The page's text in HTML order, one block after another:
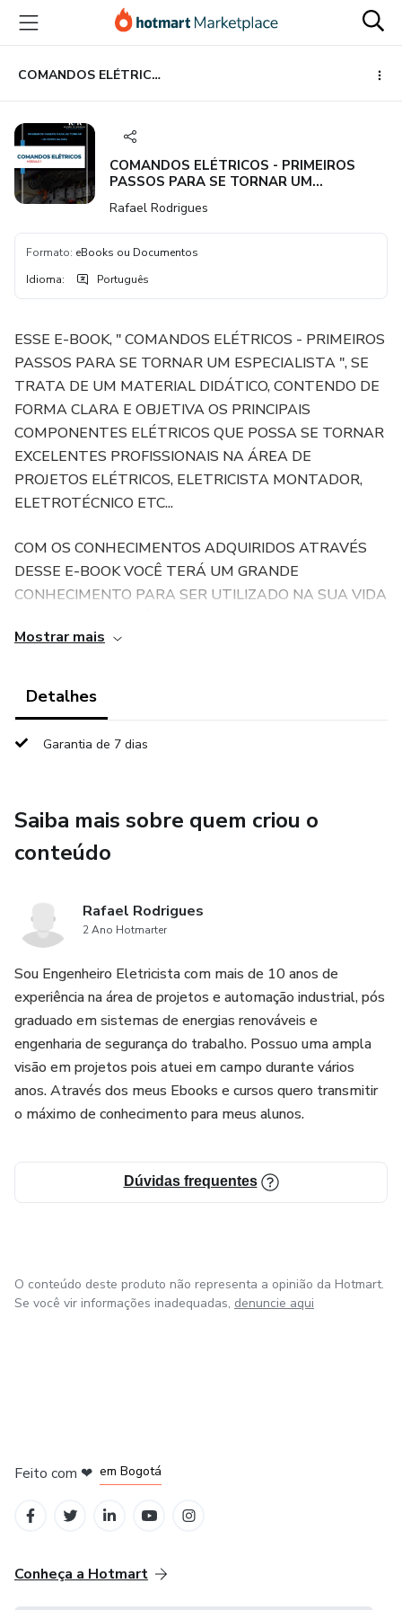
para
conteúdo
principal
para
pagamento
para
rodapé
COMANDOS ELÉTRICOS - PRIMEIROS PASSOS PARA SE TORNAR UM ESPECIALISTA
COMANDOS ELÉTRICOS - PRIMEIROS
PASSOS PARA SE TORNAR UM
Rafael Rodrigues
Formato: eBooks ou Documentos
Idioma: Português
ESSE E-BOOK, " COMANDOS ELÉTRICOS - PRIMEIROS
PASSOS PARA SE TORNAR UM ESPECIALISTA ", SE
TRATA DE UM MATERIAL DIDÁTICO, CONTENDO DE
FORMA CLARA E OBJETIVA OS PRINCIPAIS
COMPONENTES ELÉTRICOS QUE POSSA SE TORNAR
EXCELENTES PROFISSIONAIS NA ÁREA DE
PROJETOS ELÉTRICOS, ELETRICISTA MONTADOR,
ELETROTÉCNICO ETC...
COM OS CONHECIMENTOS ADQUIRIDOS ATRAVÉS
DESSE E-BOOK VOCÊ TERÁ UM GRANDE
CONHECIMENTO PARA SER UTILIZADO NA SUA VIDA
EMPREGO.
CONTÉM DE FORMA ILUSTRATIVA A ESTRUTURA
DISJUNTORES, CONTATORES, MOTORES
Mostrar mais
Detalhes
Garantia de 7 dias
Saiba mais sobre quem criou o
conteúdo
Rafael Rodrigues
2 Ano Hotmarter
Sou Engenheiro Eletricista com mais de 10 anos de
experiência na área de projetos e automação industrial, pós
graduado em sistemas de energias renováveis e
engenharia de segurança do trabalho. Possuo uma ampla
visão em projetos pois atuei em campo durante vários
anos. Através dos meus Ebooks e cursos quero transmitir
o máximo de conhecimento para meus alunos.
Dúvidas frequentes
O conteúdo deste produto não representa a opinião da Hotmart.
Se você vir informações inadequadas, denuncie aqui
Feito com ❤ em Bogotá
Conheça a Hotmart